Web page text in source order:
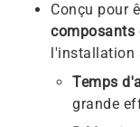
Conçu pour
composants
l'installation
Temps
grande